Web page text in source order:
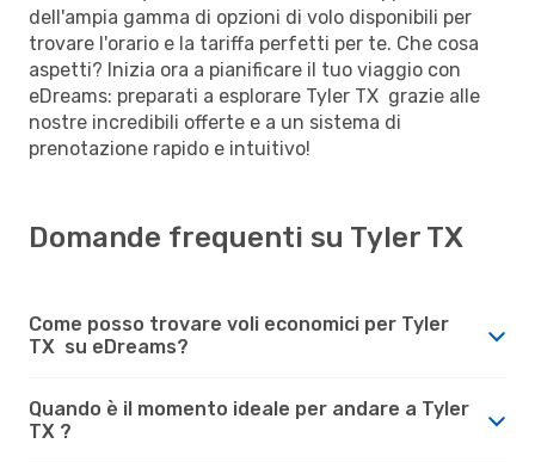
dell'ampia gamma di opzioni di volo disponibili per
trovare l'orario e la tariffa perfetti per te. Che cosa
aspetti? Inizia ora a pianificare il tuo viaggio con
eDreams: preparati a esplorare Tyler TX grazie alle
nostre incredibili offerte e a un sistema di
prenotazione rapido e intuitivo!
Domande frequenti su Tyler TX
Come posso trovare voli economici per Tyler
TX su eDreams?
Quando è il momento ideale per andare a Tyler
TX ?